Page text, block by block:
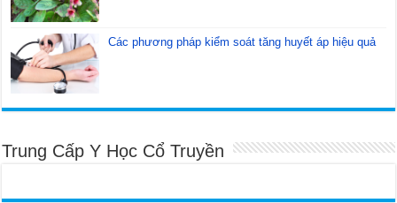
Các phương pháp kiểm soát tăng huyết áp hiệu quả
Trung Cấp Y Học Cổ Truyền